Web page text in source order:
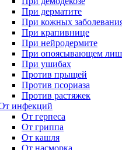
При дерматите
При кожных
При крапивнице
При нейродермите
При опоясывающем
При ушибах
Против прыщей
Против псориаза
Против растяжек
инфекций
От герпеса
От гриппа
От кашля
От насморка